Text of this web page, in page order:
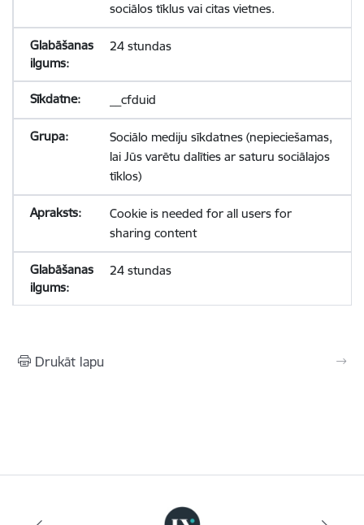
sociālos tīklus vai citas vietnes.
24 stundas
__cfduid
Sociālo mediju sīkdatnes (nepieciešamas,
lai Jūs varētu dalīties ar saturu sociālajos
tīklos)
Cookie is needed for all users for
sharing content
24 stundas
Drukāt lapu